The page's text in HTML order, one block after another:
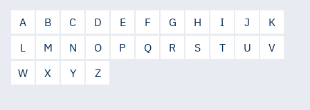
A B C D E F G H I J
K
L
M N O P Q R S T U
V
W
X Y Z